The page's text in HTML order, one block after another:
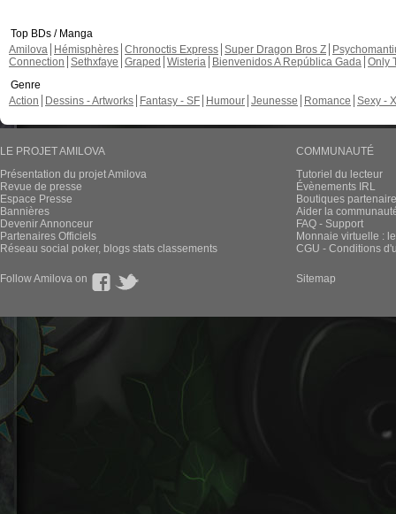
Top BDs / Manga
Amilova
Hémisphères Chronoctis Express Super Dragon Bros Z
Connection Sethxfaye Graped Wisteria Bienvenidos A República Gada Only
Genre
Action
Dessins - Artworks Fantasy - SF Humour Jeunesse Romance Sexy -
LE PROJET AMILOVA
Présentation du projet Amilova
Revue de presse
Espace Presse
Bannières
Devenir Annonceur
Partenaires Officiels
Réseau social poker, blogs stats classements
COMMUNAUTÉ
Tutoriel du lecteur
Évènements IRL
Boutiques
Aider la
FAQ - Support
Monnaie virtuelle :
CGU - Conditions
Follow Amilova on Sitemap